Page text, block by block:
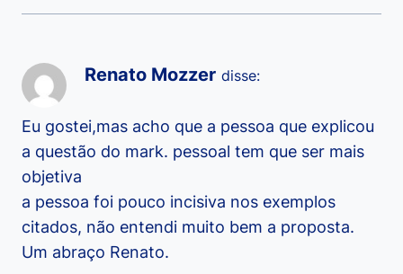
Renato Mozzer disse:
Eu gostei,mas acho que a pessoa que explicou
a questão do mark. pessoal tem que ser mais
objetiva
a pessoa foi pouco incisiva nos exemplos
citados, não entendi muito bem a proposta.
Um abraço Renato.